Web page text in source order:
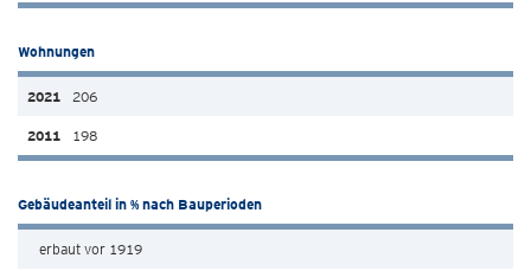
Wohnungen
206
198
Gebäudeanteil in % nach Bauperioden
erbaut vor 1919